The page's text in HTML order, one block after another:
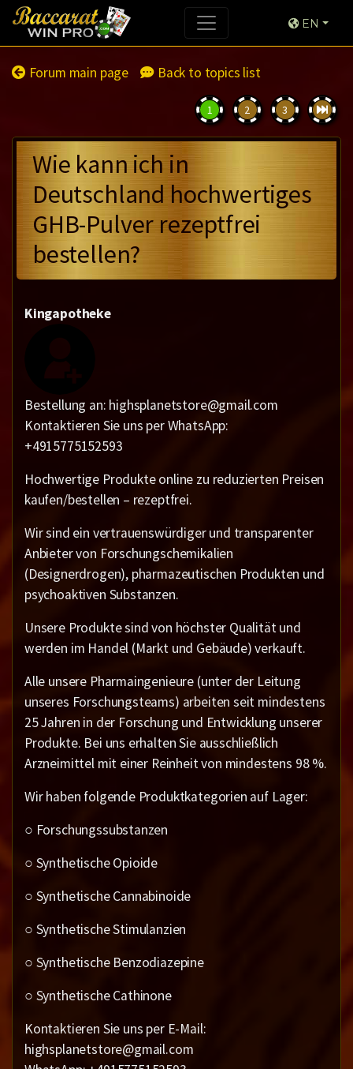
EN
Forum main page Back to topics list
1 2 3
Wie kann ich in
Deutschland hochwertiges
GHB-Pulver rezeptfrei
bestellen?
Kingapotheke
Bestellung an: highsplanetstore@gmail.com
Kontaktieren Sie uns per WhatsApp:
+4915775152593
Hochwertige Produkte online zu reduzierten Preisen
kaufen/bestellen – rezeptfrei.
Wir sind ein vertrauenswürdiger und transparenter
Anbieter von Forschungschemikalien
(Designerdrogen), pharmazeutischen Produkten und
psychoaktiven Substanzen.
Unsere Produkte sind von höchster Qualität und
werden im Handel (Markt und Gebäude) verkauft.
Alle unsere Pharmaingenieure (unter der Leitung
unseres Forschungsteams) arbeiten seit mindestens
25 Jahren in der Forschung und Entwicklung unserer
Produkte. Bei uns erhalten Sie ausschließlich
Arzneimittel mit einer Reinheit von mindestens 98 %.
Wir haben folgende Produktkategorien auf Lager:
○ Forschungssubstanzen
○ Synthetische Opioide
○ Synthetische Cannabinoide
○ Synthetische Stimulanzien
○ Synthetische Benzodiazepine
○ Synthetische Cathinone
Kontaktieren Sie uns per E-Mail:
highsplanetstore@gmail.com